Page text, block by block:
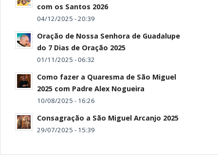
com os Santos 2026
04/12/2025 - 20:39
Oração de Nossa Senhora de Guadalupe
do 7 Dias de Oração 2025
01/11/2025 - 06:32
Como fazer a Quaresma de São Miguel
2025 com Padre Alex Nogueira
10/08/2025 - 16:26
Consagração a São Miguel Arcanjo 2025
29/07/2025 - 15:39